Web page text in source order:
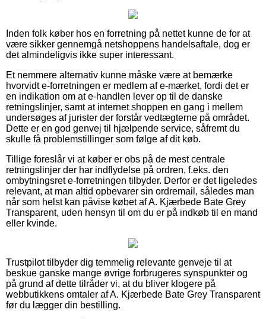
Inden folk køber hos en forretning på nettet kunne de for at
være sikker gennemgå netshoppens handelsaftale, dog er
det almindeligvis ikke super interessant.
Et nemmere alternativ kunne måske være at bemærke
hvorvidt e-forretningen er medlem af e-mærket, fordi det er
en indikation om at e-handlen lever op til de danske
retningslinjer, samt at internet shoppen en gang i mellem
undersøges af jurister der forstår vedtægterne på området.
Dette er en god genvej til hjælpende service, såfremt du
skulle få problemstillinger som følge af dit køb.
Tillige foreslår vi at køber er obs på de mest centrale
retningslinjer der har indflydelse på ordren, f.eks. den
ombytningsret e-forretningen tilbyder. Derfor er det ligeledes
relevant, at man altid opbevarer sin ordremail, således man
når som helst kan påvise købet af A. Kjærbede Bate Grey
Transparent, uden hensyn til om du er på indkøb til en mand
eller kvinde.
Trustpilot tilbyder dig temmelig relevante genveje til at
beskue ganske mange øvrige forbrugeres synspunkter og
på grund af dette tilråder vi, at du bliver klogere på
webbutikkens omtaler af A. Kjærbede Bate Grey Transparent
før du lægger din bestilling.